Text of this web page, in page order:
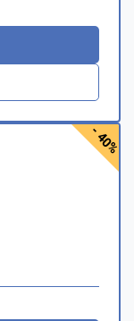
- 40%